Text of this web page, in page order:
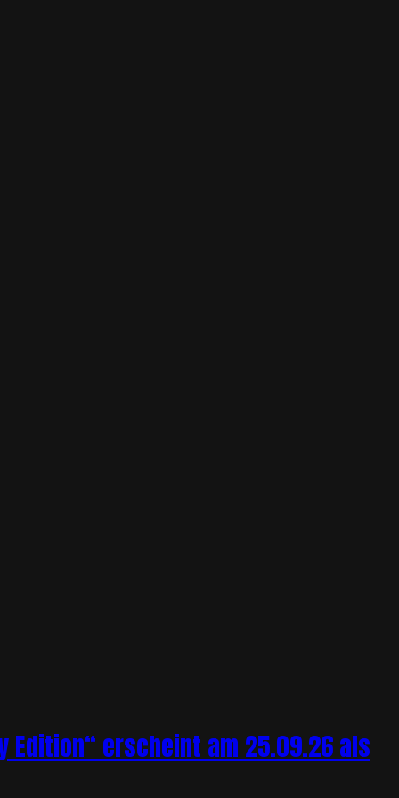
Edition“ erscheint am 25.09.26 als